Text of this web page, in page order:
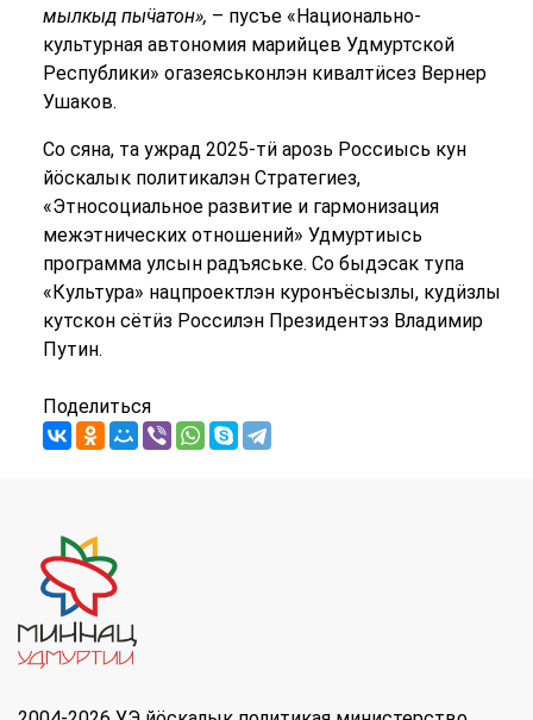
мылкыд пыӵатон», – пусъе «Национально-
культурная автономия марийцев Удмуртской
Республики» огазеяськонлэн кивалтӥсез Вернер
Ушаков.
Со сяна, та ужрад 2025-тӥ арозь Россиысь кун
йӧскалык политикалэн Стратегиез,
«Этносоциальное развитие и гармонизация
межэтнических отношений» Удмуртиысь
программа улсын радъяське. Со быдэсак тупа
«Культура» нацпроектлэн куронъёсызлы, кудӥзлы
кутскон сётӥз Россилэн Президентэз Владимир
Путин.
Поделиться